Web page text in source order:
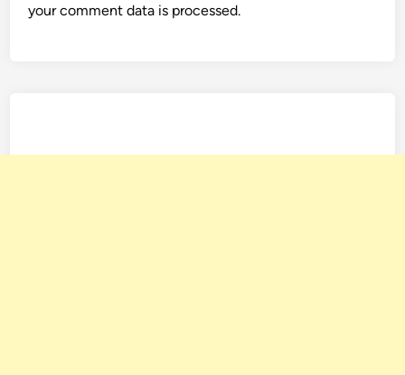
your comment data is processed.